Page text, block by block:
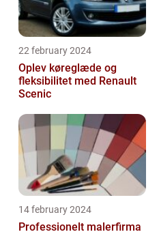
22 february 2024
Oplev køreglæde og
fleksibilitet med Renault
Scenic
14 february 2024
Professionelt malerfirma